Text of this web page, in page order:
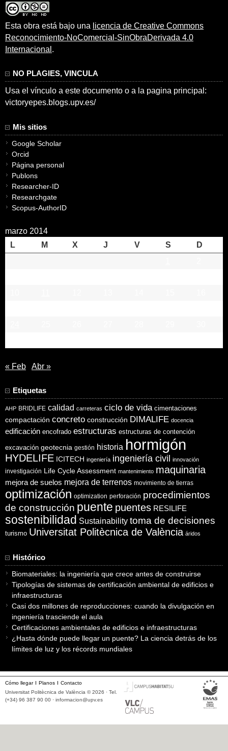
Esta obra está bajo una licencia de Creative Commons
Reconocimiento-NoComercial-SinObraDerivada 4.0
Internacional .
NO PLAGIES, VINCULA
Usa el vínculo a este documento o a la pagina principal:
victoryepes.blogs.upv.es/
Mis sitios
Google Scholar
Orcid
Página personal
Publons
Researcher-ID
Researchgate
Scopus-AuthorID
marzo 2014
L
M X J V S
D
« Feb Abr »
Etiquetas
AHP BRIDLIFE calidad carreteras ciclo de vida cimentaciones
compactación concreto construcción DIMALIFE docencia
edificación encofrado estructuras estructuras de contención
excavación geotecnia gestión historia hormigón
HYDELIFE ICITECH ingeniería ingeniería civil innovación
investigación Life Cycle Assessment mantenimiento maquinaria
mejora de suelos mejora de terrenos movimiento de tierras
optimización optimization perforación procedimientos
de construcción puente puentes RESILIFE
sostenibilidad Sustainability toma de decisiones
turismo Universitat Politècnica de València áridos
Histórico
Biomateriales: la ingeniería que crece antes de construirse
Tipologías de sistemas de certificación ambiental de edificios e
infraestructuras
Casi dos millones de reproducciones: cuando la divulgación en
ingeniería trasciende el aula
Certificaciones ambientales de edificios e infraestructuras
¿Hasta dónde puede llegar un puente? La ciencia detrás de los
límites de luz y los récords mundiales
Cómo llegar Planos
Contacto
Universitat Politècnica de València © 2026 · Tel.
(+34) 96 387 90 00 · informacion@upv.es